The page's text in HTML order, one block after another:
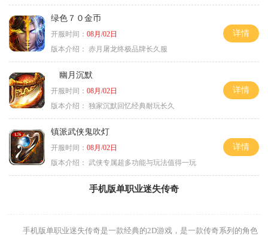
绿色７０金币
开服时间： 08月/02日
版本介绍： 赤月屠龙终极品牌长久服
详情
幽月沉默
开服时间： 08月/02日
版本介绍： 独家沉默回忆经典耐玩长久
详情
镇派武侠鬼吹灯
开服时间： 08月/02日
版本介绍： 武侠专属超多功能与玩法值得一玩
详情
手机版单职业迷失传奇
手机版单职业迷失传奇是一款经典的2D游戏，是一款传奇系列的角色